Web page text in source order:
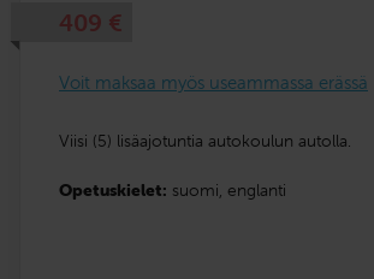
409 €
Voit maksaa myös useammassa erässä
Viisi (5) lisäajotuntia autokoulun autolla.
Opetuskielet: suomi, englanti